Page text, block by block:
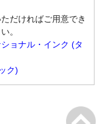
だければご用意でき
。
ョナル・インク (タ
ク)